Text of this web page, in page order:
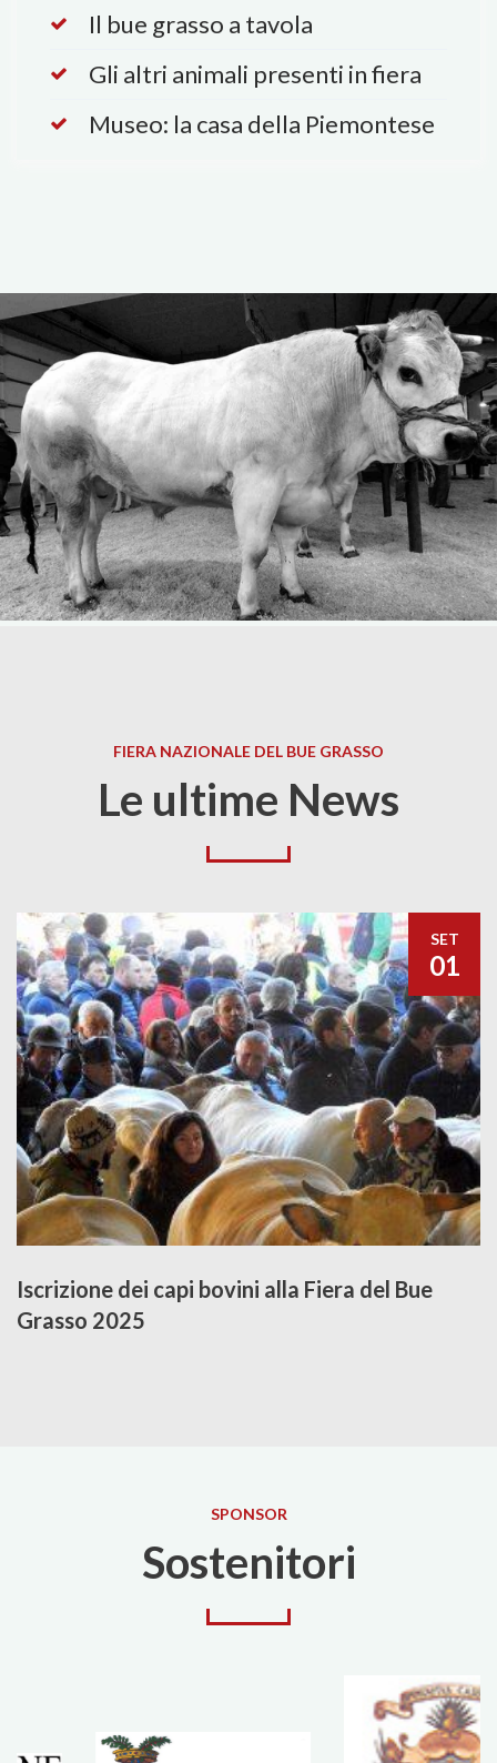
Il bue grasso a tavola
Gli altri animali presenti in fiera
Museo: la casa della Piemontese
FIERA NAZIONALE DEL BUE GRASSO
Le ultime News
SET
01
Iscrizione dei capi bovini alla Fiera del Bue
Grasso 2025
SPONSOR
Sostenitori